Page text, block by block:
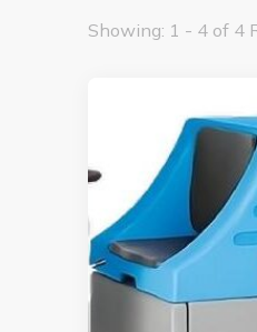
Showing: 1 - 4 of 4